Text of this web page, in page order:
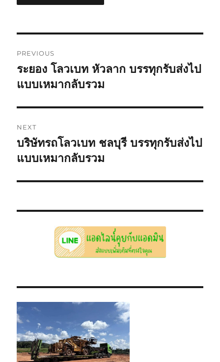
navigation
PREVIOUS
Previous
post:
ระยอง โลวเบท หัวลาก บรรทุกรับส่งไป
แบบเหมากลับรวม
NEXT
Next
post:
บริษัทรถโลวเบท ชลบุรี บรรทุกรับส่งไป
แบบเหมากลับรวม